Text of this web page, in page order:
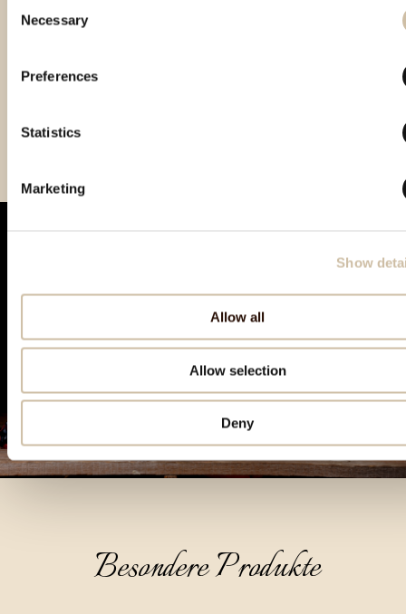
Selection
Necessary
Preferences
Statistics
Marketing
Show
Allow all
Allow selection
Deny
Hum 2023 - Gold
Besondere Produkte